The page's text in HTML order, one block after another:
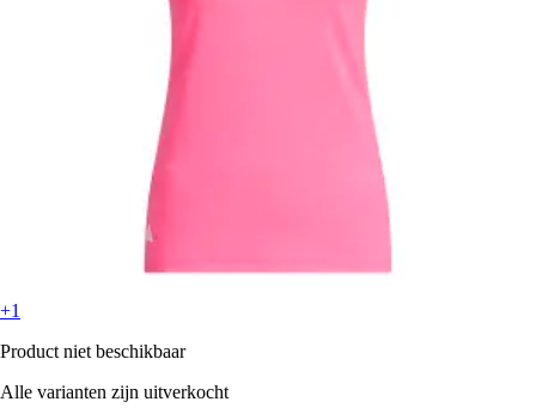
+1
Product niet beschikbaar
Alle varianten zijn uitverkocht